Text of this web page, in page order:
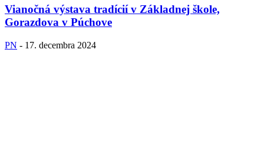
Vianočná výstava tradícií v Základnej škole,
Gorazdova v Púchove
PN - 17. decembra 2024